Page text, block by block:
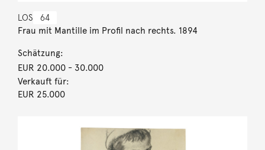
LOS 64
Frau mit Mantille im Profil nach rechts. 1894
Schätzung:
EUR 20.000- 30.000
Verkauft für:
EUR 25.000